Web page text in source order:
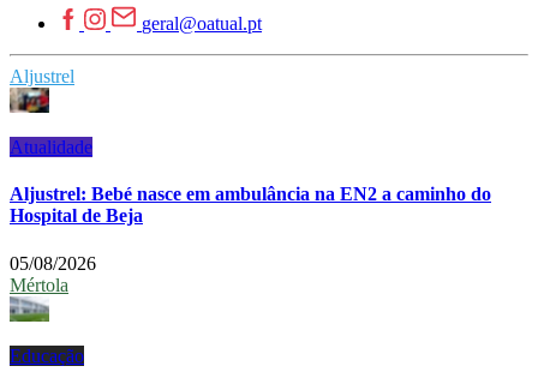
geral@oatual.pt
Aljustrel
Atualidade
Aljustrel: Bebé nasce em ambulância na EN2 a caminho do
Hospital de Beja
05/08/2026
Mértola
Educação